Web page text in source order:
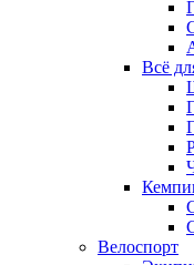
Всё
Велоспорт